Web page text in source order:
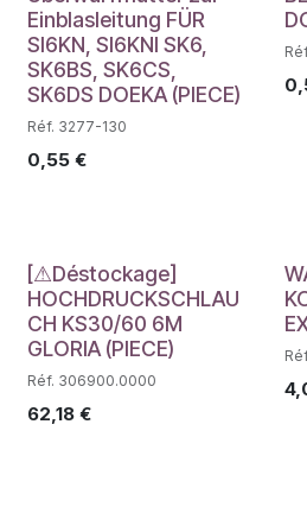
Einblasleitung FÜR
SI6KN, SI6KNI SK6,
SK6BS, SK6CS,
SK6DS DOEKA (PIECE)
Réf. 3277-130
0,55 €
Déstockage
[⚠Déstockage]
HOCHDRUCKSCHLAU
CH KS30/60 6M
GLORIA (PIECE)
Réf. 306900.0000
62,18 €